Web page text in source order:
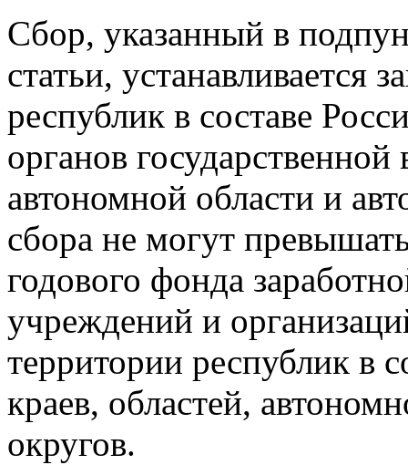
Сбор, указанный в
статьи, устанавливается
республик в составе
органов государственной
автономной области и
сбора не могут
годового фонда
учреждений и
территории республик в
краев, областей,
округов.